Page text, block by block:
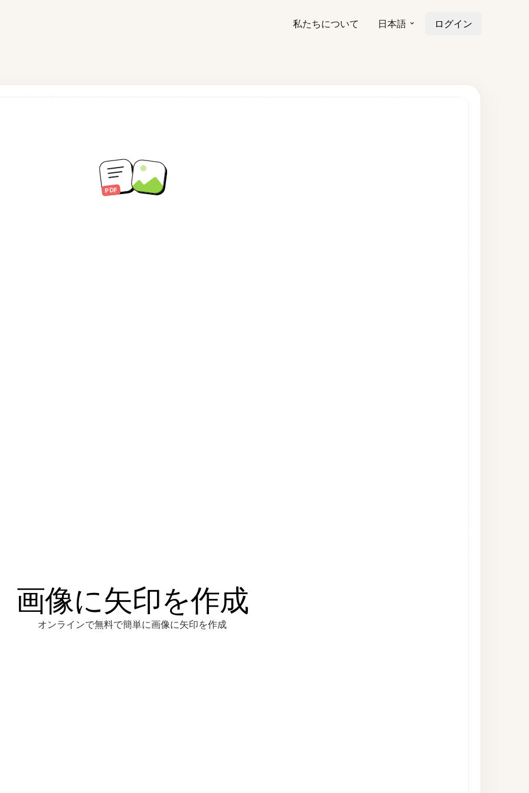
私たちについて 日本語 ログイン
画像に矢印を作成
オンラインで無料で簡単に画像に矢印を作成